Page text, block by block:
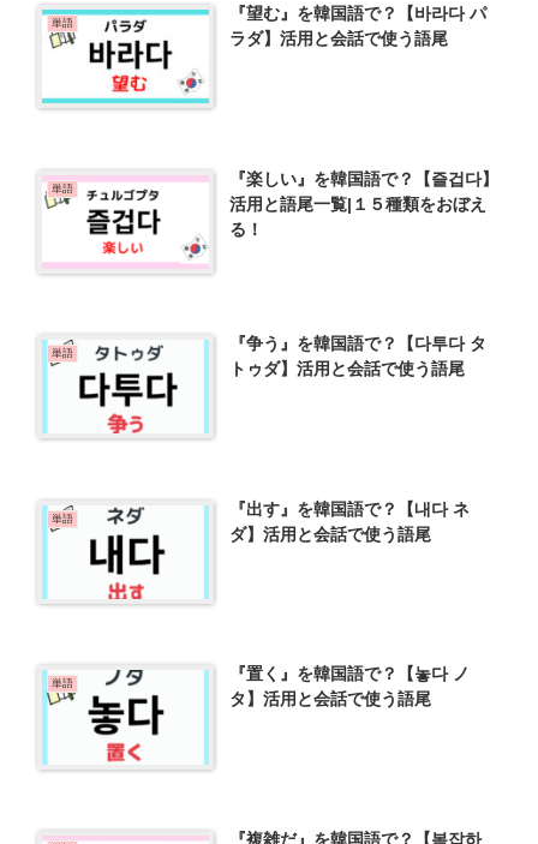
単語
『望む』を韓国語で？【바라다 パ
ラダ】活用と会話で使う語尾
単語
『楽しい』を韓国語で？【즐겁다】
活用と語尾一覧|１５種類をおぼえ
る！
単語
『争う』を韓国語で？【다투다 タ
トゥダ】活用と会話で使う語尾
単語
『出す』を韓国語で？【내다 ネ
ダ】活用と会話で使う語尾
単語
『置く』を韓国語で？【놓다 ノ
タ】活用と会話で使う語尾
『複雑だ』を韓国語で？【복잡하